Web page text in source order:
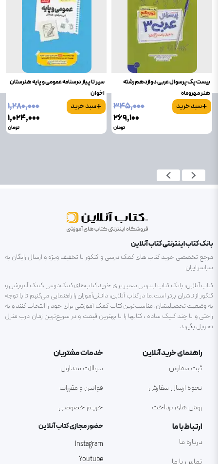
بیست پک پرسوال عربی دوازدهم رشته
هنر مهروماه
+سبد خرید
۳۴۵٬۰۰۰
۲۶۹٬۱۰۰
تومان
سیر تا پیاز درسنامه عمومی و پایه هنرستان
اخوان
+سبد خرید
۱٬۲۸۰٬۰۰۰
۱٬۰۲۴٬۰۰۰
تومان
بانک کتاب اینترنتی کتاب آنلاین
مرجع تخصصی خرید کتاب های کمک درسی و کنکور با تخفیف ویژه و ارسال رایگان به
سراسر ایران
کتاب آنلاین، بانک کتاب اینترنتی معتبر برای خرید کتاب‌های کمک‌درسی ،کمک آموزشی و
کنکور از ناشران برتر است.ما در کتاب آنلاین، دانش‌آموزان را راهنمایی می‌کنیم تا با توجه
به وضعیت تحصیلیشان، مناسب‌ترین کتاب کمک آموزشی برای خود را انتخاب کنند و به
راحتی و با چند کلیک ساده ، کتابها را با بهترین قیمت و در سریع‌ترین زمان درب منزل
تحویل بگیرند.
راهنمای خرید آنلاین
ثبت سفارش
نحوه ارسال سفارش
روش های پرداخت
خدمات مشتریان
سوالات متداول
قوانین و مقررات
حریم خصوصی
ارتباط با ما
درباره ما
تماس با ما
حضور مجازی کتاب آنلاین
Instagram
Youtube